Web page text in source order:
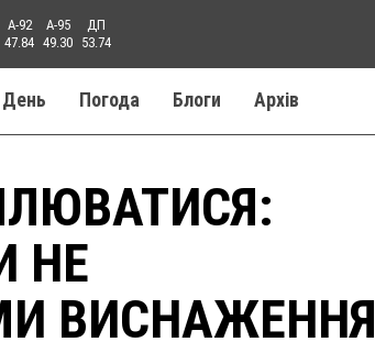
A-92
47.84
A-95
49.30
ДП
53.74
День Погода Блоги Aрхів
НЕ
ВИСНАЖЕННЯ